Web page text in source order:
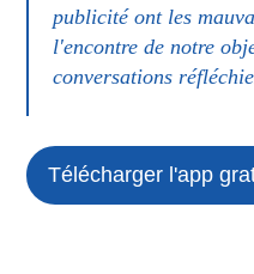
publicité ont les
l'encontre de notre
conversations
Télécharger l'app